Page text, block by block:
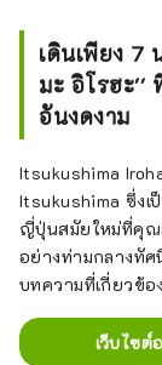
เดินเพียง 7
มะ อิโรฮะ''
อันงดงาม
Itsukushima
Itsukushima ซึ่งเ
ญี่ปุ่นสมัยใหม่ที่คุณ
อย่างท่ามกลางทัศ
บทความที่เกี่ยวข้อ
เว็บไซต์